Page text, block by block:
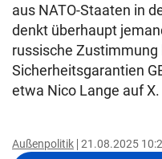
aus NATO-Staaten in
denkt überhaupt
russische Zustimmung
Sicherheitsgarantien
etwa Nico Lange auf X.
Außenpolitik 21.08.2025